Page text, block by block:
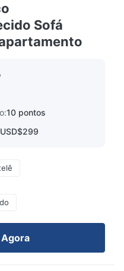
Sofá
10 pontos